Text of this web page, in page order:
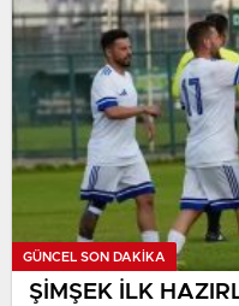
GÜNCEL SON DAKİKA
ŞİMŞEK İLK